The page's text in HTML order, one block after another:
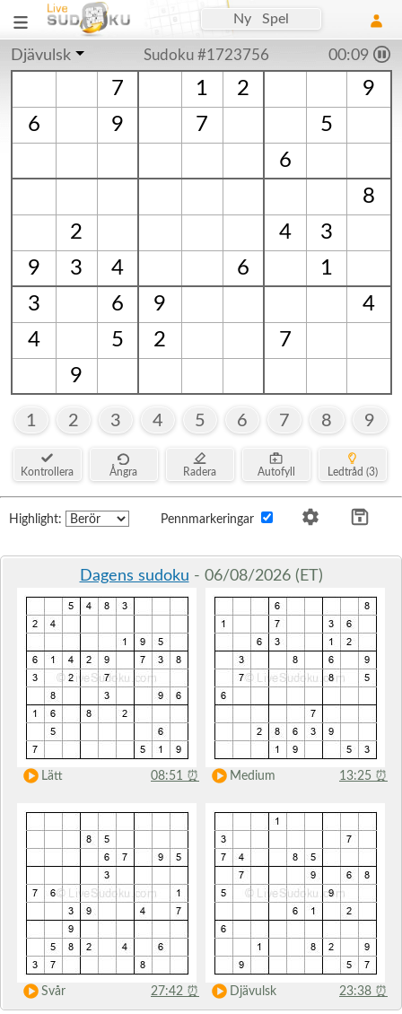
Ny Spel
Djävulsk Sudoku #1723756 00:10
7 1 2
9
6
9 7
5
6
8
2
4
3
9
3 4 6
1
3
6 9
4
4
5 2
7
9
1 2 3 4 5 6 7 8 9
Kontrollera Ångra Radera Autofyll Ledtråd (3)
Highlight: Pennmarkeringar
Dagens sudoku - 06/08/2026 (ET)
Lätt 08:51 ⏰ Medium 13:25 ⏰
Svår 27:42 ⏰ Djävulsk 23:38 ⏰